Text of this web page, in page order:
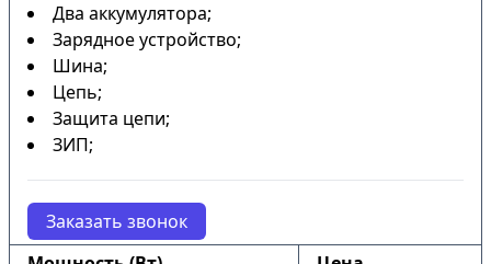
Два аккумулятора;
Зарядное устройство;
Шина;
Цепь;
Защита цепи;
ЗИП;
Заказать звонок